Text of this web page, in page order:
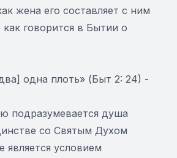
жена его составляет с ним
говорится в Бытии о
одна плоть» (Быт 2: 24) -
подразумевается душа
со Святым Духом
условием